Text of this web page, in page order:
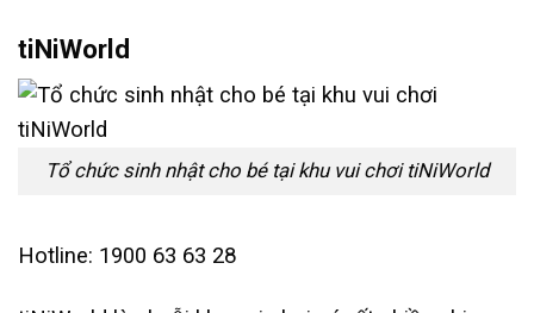
tiNiWorld
Tổ chức sinh nhật cho bé tại khu vui chơi tiNiWorld
Hotline: 1900 63 63 28